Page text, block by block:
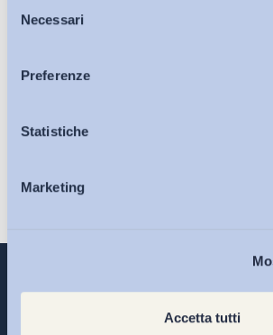
delNecessari
Preferenze
Statistiche
Marketing
Accetta tutti
Bollettini ADAPT
Articoli
Osservatori
Eventi
sulla pagina della
Iscriviti